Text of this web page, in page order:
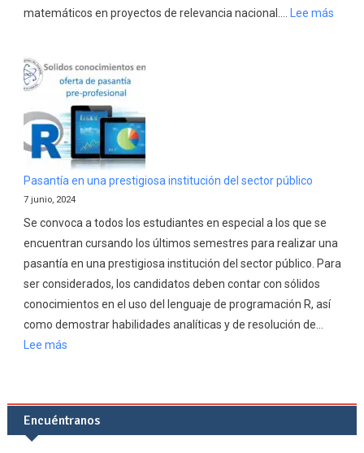
matemáticos en proyectos de relevancia nacional…. Lee más:
Pasantía en una prestigiosa institución del sector público
7 junio, 2024
Se convoca a todos los estudiantes en especial a los que se
encuentran cursando los últimos semestres para realizar una
pasantía en una prestigiosa institución del sector público. Para
ser considerados, los candidatos deben contar con sólidos
conocimientos en el uso del lenguaje de programación R, así
como demostrar habilidades analíticas y de resolución de…
Lee más:
una
prestigiosa
Encuéntranos